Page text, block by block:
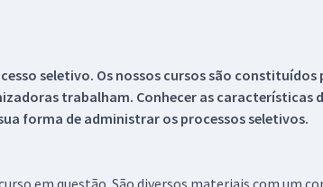
seletivo. Os nossos cursos são
trabalham. Conhecer as características
forma de administrar os processos seletivos.